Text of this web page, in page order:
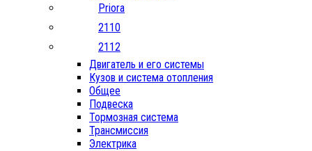
Priora
2110
2112
Двигатель и его системы
Кузов и система отопления
Общее
Подвеска
Тормозная система
Трансмиссия
Электрика